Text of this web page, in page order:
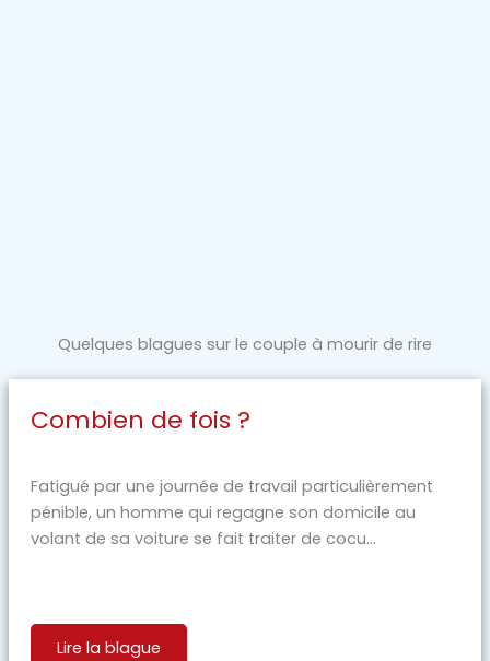
Quelques blagues sur le couple à mourir de rire
Combien de fois ?
Fatigué par une journée de travail particulièrement
pénible, un homme qui regagne son domicile au
volant de sa voiture se fait traiter de cocu...
Lire la blague